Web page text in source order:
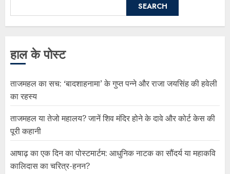
SEARCH
हाल के पोस्ट
ताजमहल का सच: ‘बादशाहनामा’ के गुप्त पन्ने और राजा जयसिंह की हवेली
का रहस्य
ताजमहल या तेजो महालय? जानें शिव मंदिर होने के दावे और कोर्ट केस की
पूरी कहानी
आषाढ़ का एक दिन का पोस्टमार्टम: आधुनिक नाटक का सौंदर्य या महाकवि
कालिदास का चरित्र-हनन?